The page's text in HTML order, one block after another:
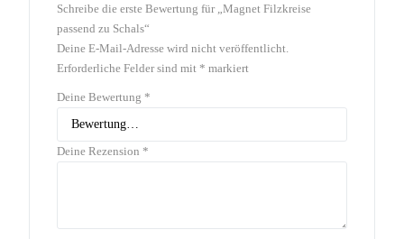
Schreibe die erste Bewertung für „Magnet Filzkreise
passend zu Schals“
Deine E-Mail-Adresse wird nicht veröffentlicht.
Erforderliche Felder sind mit * markiert
Deine Bewertung *
Deine Rezension *